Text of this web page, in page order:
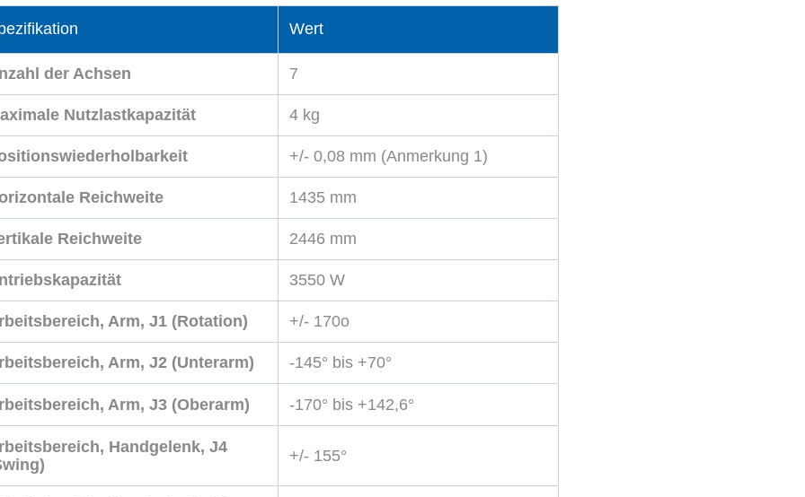
Wert
der Achsen 7
Nutzlastkapazität 4 kg
+/- 0,08 mm (Anmerkung 1)
Reichweite 1435 mm
Reichweite 2446 mm
3550 W
Arm, J1 (Rotation) +/- 170o
Arm, J2 (Unterarm) -145° bis +70°
Arm, J3 (Oberarm) -170° bis +142,6°
Handgelenk, J4
+/- 155°